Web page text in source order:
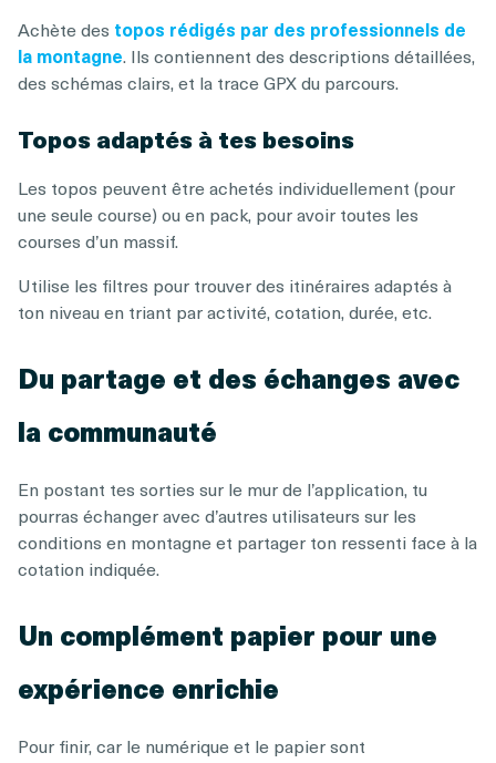
Achète des topos rédigés par des professionnels de
la montagne. Ils contiennent des descriptions détaillées,
des schémas clairs, et la trace GPX du parcours.
Topos adaptés à tes besoins
Les topos peuvent être achetés individuellement (pour
une seule course) ou en pack, pour avoir toutes les
courses d’un massif.
Utilise les filtres pour trouver des itinéraires adaptés à
ton niveau en triant par activité, cotation, durée, etc.
Du partage et des échanges avec
la communauté
En postant tes sorties sur le mur de l’application, tu
pourras échanger avec d’autres utilisateurs sur les
conditions en montagne et partager ton ressenti face à la
cotation indiquée.
Un complément papier pour une
expérience enrichie
Pour finir, car le numérique et le papier sont